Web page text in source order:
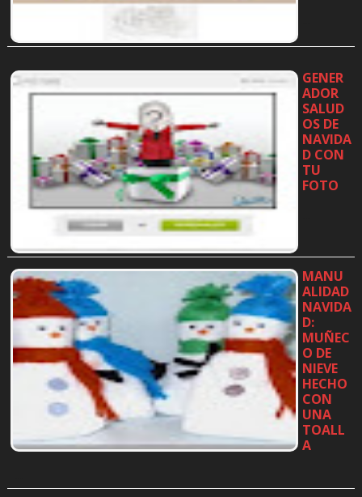
GENER
ADOR
SALUD
OS DE
NAVIDA
D CON
TU
FOTO
MANU
ALIDAD
NAVIDA
D:
MUÑEC
O DE
NIEVE
HECHO
CON
UNA
TOALL
A